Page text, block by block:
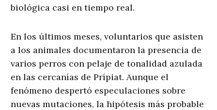
biológica casi en tiempo real.
En los últimos meses, voluntarios que asisten
a los animales documentaron la presencia de
varios perros con pelaje de tonalidad azulada
en las cercanías de Prípiat. Aunque el
fenómeno despertó especulaciones sobre
nuevas mutaciones, la hipótesis más probable